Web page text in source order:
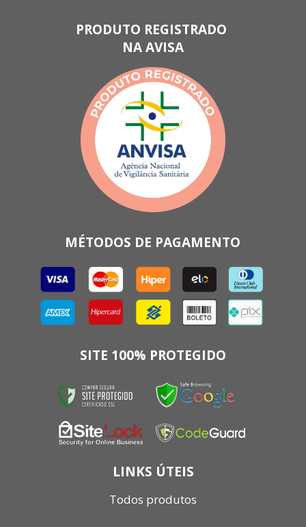
LINKS ÚTEIS
SITE 100% PROTEGIDO
MÉTODOS DE PAGAMENTO
Todos produtos
PRODUTO REGISTRADO
NA AVISA